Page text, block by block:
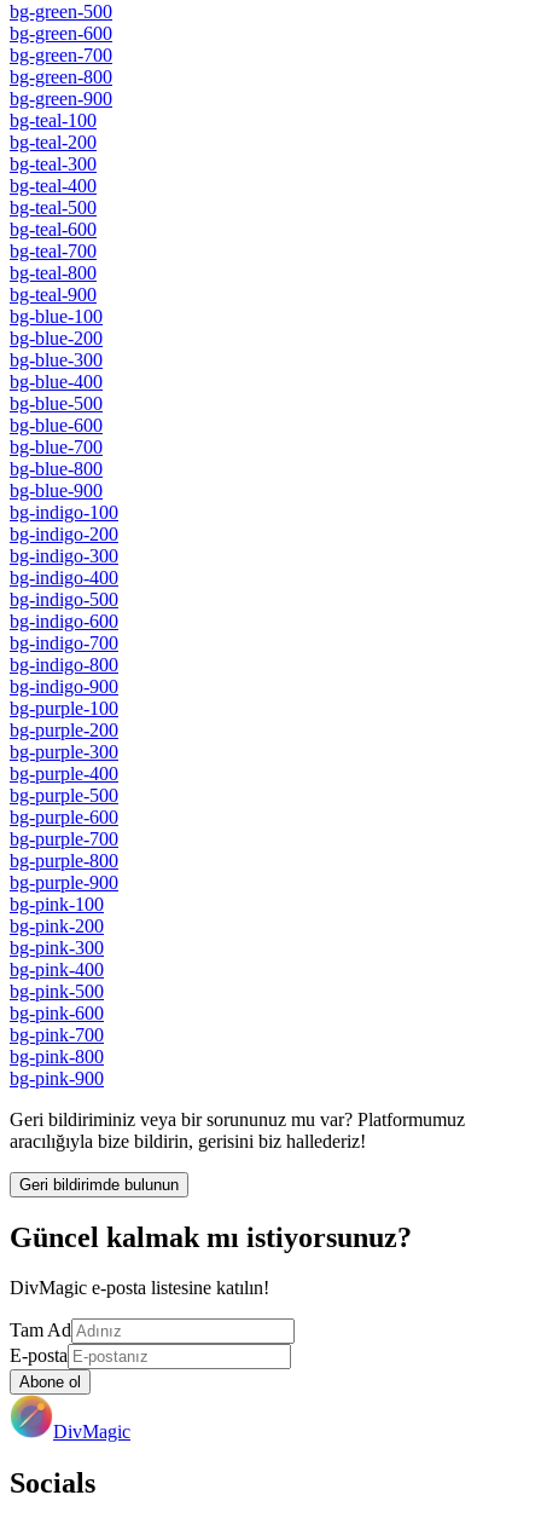
bg-green-500
bg-green-600
bg-green-700
bg-green-800
bg-green-900
bg-teal-100
bg-teal-200
bg-teal-300
bg-teal-400
bg-teal-500
bg-teal-600
bg-teal-700
bg-teal-800
bg-teal-900
bg-blue-100
bg-blue-200
bg-blue-300
bg-blue-400
bg-blue-500
bg-blue-600
bg-blue-700
bg-blue-800
bg-blue-900
bg-indigo-100
bg-indigo-200
bg-indigo-300
bg-indigo-400
bg-indigo-500
bg-indigo-600
bg-indigo-700
bg-indigo-800
bg-indigo-900
bg-purple-100
bg-purple-200
bg-purple-300
bg-purple-400
bg-purple-500
bg-purple-600
bg-purple-700
bg-purple-800
bg-purple-900
bg-pink-100
bg-pink-200
bg-pink-300
bg-pink-400
bg-pink-500
bg-pink-600
bg-pink-700
bg-pink-800
bg-pink-900
Geri bildiriminiz veya bir sorununuz mu var? Platformumuz
aracılığıyla bize bildirin, gerisini biz hallederiz!
Geri bildirimde bulunun
Güncel kalmak mı istiyorsunuz?
DivMagic e-posta listesine katılın!
Tam Ad
E-posta
Abone ol
DivMagic
Socials